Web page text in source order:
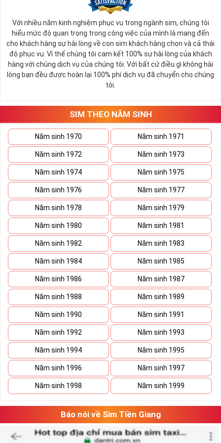
giá trị của sim từ cao đến thấp để dễ bề chọn lựa.
Thông thường sim giảm giá, sim số đẹp giá rẻ có mức
SALE OFFcó thể vào khoảng 30 - 50% giá trị so với thông
thường.
Các đại lý sim số khi đã gom vào quá nhiều sim mà tình
hình bán không quá khả quan sẽ thanh lọc bớt kho sim số
của mình, việc mua được sim tốt giá mềm là điều hoàn toàn
Hiện nay bất cứ đại lý nào cũng đều có danh sách sim giảm
giá, sim giá rẻ như vậy nên bạn hãy xem qua một lượt danh
sách này trước khi đi vào những dãy số yêu thích hơn.
Xã Kho Sim Số Đẹp Giá rẻ
Có thể bạn sẽ tiết kiệm được ngân sách khá lớn nếu vô tình
Hãy lưu giữ nó lại và tiếp tục ngắm nghía danh sách sim số
đẹp khác. Khi đã có cái nhìn tổng quan và lựa chọn được
vài dãy số ưng ý, việc tiếp theo của bạn là cân đo đong đếm
Với nhiều năm kinh nghiệm phục vụ trong ngành sim, chúng tôi
hiểu mức độ quan trọng trong công việc của mình là mang đến
cho khách hàng sự hài lòng về con sim khách hàng chọn và cả thái
độ phục vụ. Vì thế chúng tôi cam kết 100% sự hài lòng của khách
hàng với chúng dịch vụ của chúng tôi. Với bất cứ điều gì không hài
lòng bạn đều được hoàn lại 100% phí dịch vụ đã chuyển cho chúng
tôi.
SIM THEO NĂM SINH
Năm sinh 1970 Năm sinh 1971
Năm sinh 1972 Năm sinh 1973
Năm sinh 1974 Năm sinh 1975
Năm sinh 1976 Năm sinh 1977
Năm sinh 1978 Năm sinh 1979
Năm sinh 1980 Năm sinh 1981
Năm sinh 1982 Năm sinh 1983
Năm sinh 1984 Năm sinh 1985
Năm sinh 1986 Năm sinh 1987
Năm sinh 1988 Năm sinh 1989
Năm sinh 1990 Năm sinh 1991
Năm sinh 1992 Năm sinh 1993
Năm sinh 1994 Năm sinh 1995
Năm sinh 1996 Năm sinh 1997
Năm sinh 1998 Năm sinh 1999
Báo nói về Sim Tiền Giang